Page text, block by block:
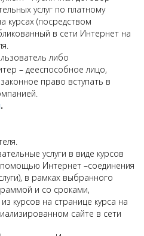
услуг по платному
курсах (посредством
в сети Интернет на
либо
– дееспособное лицо,
право вступать в
.
услуги в виде курсов
Интернет –соединения
в рамках выбранного
и со сроками,
курсов на странице курса на
сайте в сети